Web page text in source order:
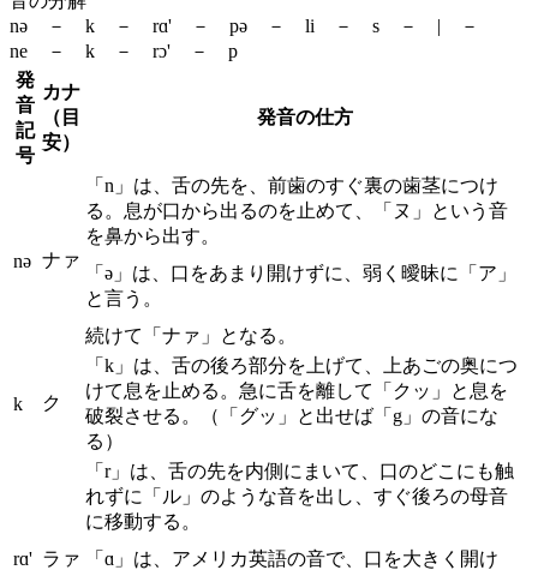
nə － k － rɑ' － pə － li － s － | －
ne － k － rɔ' － p
発
音
記
号
カナ
（目
安）
発音の仕方
nə ナァ
「n」は、舌の先を、前歯のすぐ裏の歯茎につけ
る。息が口から出るのを止めて、「ヌ」という音
を鼻から出す。
「ə」は、口をあまり開けずに、弱く曖昧に「ア」
と言う。
続けて「ナァ」となる。
k ク
「k」は、舌の後ろ部分を上げて、上あごの奥につ
けて息を止める。急に舌を離して「クッ」と息を
破裂させる。（「グッ」と出せば「g」の音にな
る）
rɑ' ラァ
「r」は、舌の先を内側にまいて、口のどこにも触
れずに「ル」のような音を出し、すぐ後ろの母音
に移動する。
「ɑ」は、アメリカ英語の音で、口を大きく開け